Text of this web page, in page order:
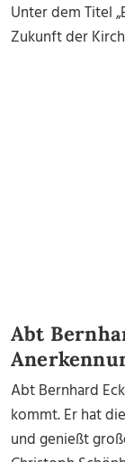
Unter dem Titel
Zukunft der
Abt
Abt Bernhard
kommt. Er hat
und genießt